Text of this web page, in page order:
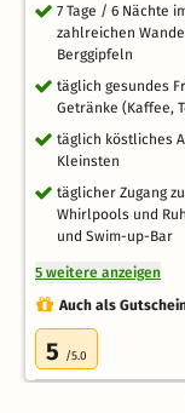
7 Tage / 6 Nächte
zahlreichen
Berggipfeln
täglich gesundes
Getränke (Kaffee,
täglich köstliches
Kleinsten
täglicher Zugang
Whirlpools und
und Swim-up-Bar
5 weitere anzeigen
Auch als
5 /5.0